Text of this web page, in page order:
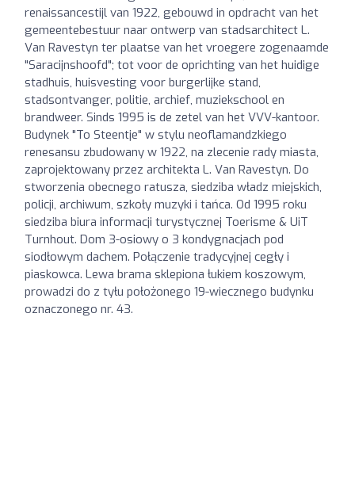
renaissancestijl van 1922, gebouwd in opdracht van het
gemeentebestuur naar ontwerp van stadsarchitect L.
Van Ravestyn ter plaatse van het vroegere zogenaamde
"Saracijnshoofd"; tot voor de oprichting van het huidige
stadhuis, huisvesting voor burgerlijke stand,
stadsontvanger, politie, archief, muziekschool en
brandweer. Sinds 1995 is de zetel van het VVV-kantoor.
Budynek "To Steentje" w stylu neoflamandzkiego
renesansu zbudowany w 1922, na zlecenie rady miasta,
zaprojektowany przez architekta L. Van Ravestyn. Do
stworzenia obecnego ratusza, siedziba władz miejskich,
policji, archiwum, szkoły muzyki i tańca. Od 1995 roku
siedziba biura informacji turystycznej Toerisme & UiT
Turnhout. Dom 3-osiowy o 3 kondygnacjach pod
siodłowym dachem. Połączenie tradycyjnej cegły i
piaskowca. Lewa brama sklepiona łukiem koszowym,
prowadzi do z tyłu położonego 19-wiecznego budynku
oznaczonego nr. 43.